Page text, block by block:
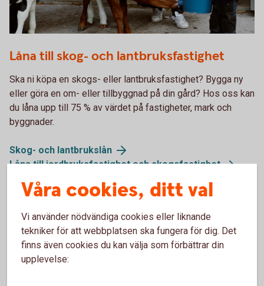
Låna till skog- och lantbruksfastighet
Ska ni köpa en skogs- eller lantbruksfastighet? Bygga ny
eller göra en om- eller tillbyggnad på din gård? Hos oss kan
du låna upp till 75 % av värdet på fastigheter, mark och
byggnader.
Skog- och lantbrukslån
Låna till jordbruksfastighet ochskogsfastighet
Låna till skog- och lantbruksfastighet
Ska ni köpa en skogs- eller lantbruksfastighet? Bygga ny
eller göra en om- eller tillbyggnad på din gård? Hos oss kan
du låna upp till 75 % av värdet på fastigheter, mark och
byggnader.
Våra cookies, ditt val
Vi använder nödvändiga cookies eller liknande
tekniker för att webbplatsen ska fungera för dig. Det
finns även cookies du kan välja som förbättrar din
upplevelse: